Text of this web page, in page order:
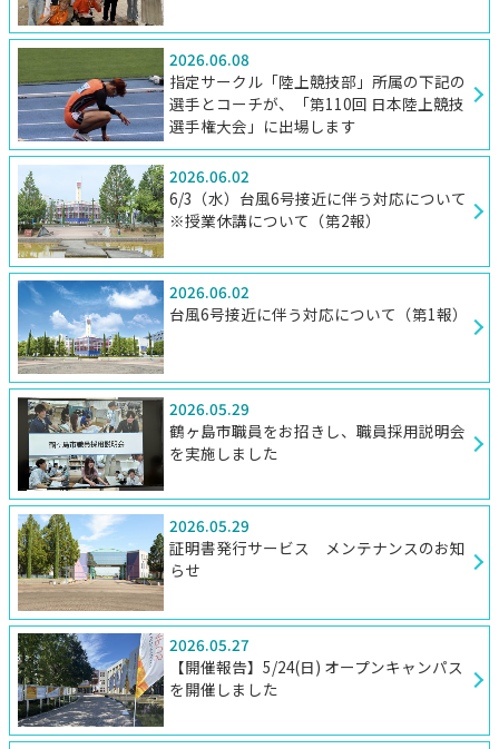
2026.06.08
指定サークル「陸上競技部」所属の下記の
選手とコーチが、「第110回 日本陸上競技
選手権大会」に出場します
2026.06.02
6/3（水）台風6号接近に伴う対応について
※授業休講について（第2報）
2026.06.02
台風6号接近に伴う対応について（第1報）
2026.05.29
鶴ヶ島市職員をお招きし、職員採用説明会
を実施しました
2026.05.29
証明書発行サービス メンテナンスのお知
らせ
2026.05.27
【開催報告】5/24(日) オープンキャンパス
を開催しました